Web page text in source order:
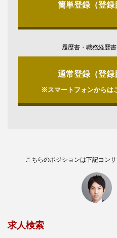
簡単登録（登録
履歴書・職務経歴
通常登録（登録
※スマートフォンからは
こちらのポジションは下記コン
求人検索